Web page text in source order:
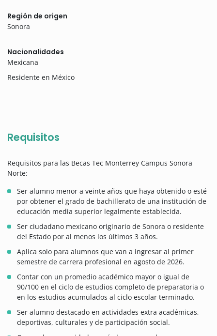
Región de origen
Sonora
Nacionalidades
Mexicana
Residente en México
Requisitos
Requisitos para las Becas Tec Monterrey Campus Sonora
Norte:
Ser alumno menor a veinte años que haya obtenido o esté
por obtener el grado de bachillerato de una institución de
educación media superior legalmente establecida.
Ser ciudadano mexicano originario de Sonora o residente
del Estado por al menos los últimos 3 años.
Aplica solo para alumnos que van a ingresar al primer
semestre de carrera profesional en agosto de 2026.
Contar con un promedio académico mayor o igual de
90/100 en el ciclo de estudios completo de preparatoria o
en los estudios acumulados al ciclo escolar terminado.
Ser alumno destacado en actividades extra académicas,
deportivas, culturales y de participación social.